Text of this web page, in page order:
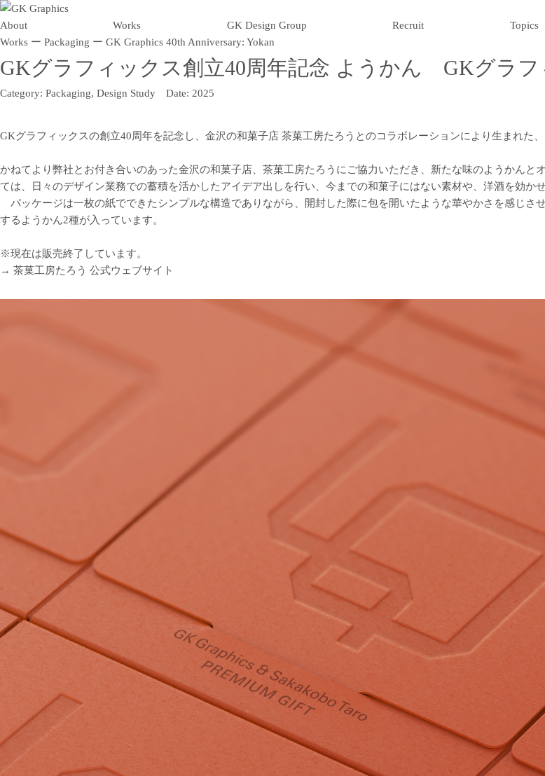
About Works GK Design Group Recruit Topics
Works ー Packaging ー GK Graphics 40th Anniversary: Yokan
GKグラフィックス創立40周年記念 ようかん GKグラフ
Category: Packaging, Design Study Date: 2025
GKグラフィックスの創立40周年を記念し、金沢の和菓子店 茶菓工房たろうとのコラボレーションにより生まれた
かねてより弊社とお付き合いのあった金沢の和菓子店、茶菓工房たろうにご協力いただき、新たな味のようかん
ては、日々のデザイン業務での蓄積を活かしたアイデア出しを行い、今までの和菓子にはない素材や、洋酒を効か
パッケージは一枚の紙でできたシンプルな構造でありながら、開封した際に包を開いたような華やかさを感じさ
するようかん2種が入っています。
※現在は販売終了しています。
→ 茶菓工房たろう 公式ウェブサイト